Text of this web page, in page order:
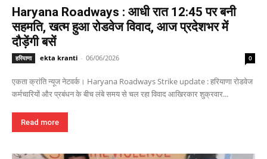
Haryana Roadways : आधी रात 12:45 पर बनी
सहमति, खत्म हुआ रोडवेज विवाद, आज प्रदेशभर में
दौड़ेंगी बसें
हरियाणा ekta kranti - 06/06/2026 0
एकता क्रांति न्यूज नेटवर्क। Haryana Roadways Strike update : हरियाणा रोडवेज
कर्मचारियों और प्रबंधन के बीच लंबे समय से चल रहा विवाद आखिरकार शुक्रवार...
Read more